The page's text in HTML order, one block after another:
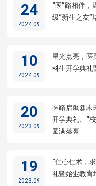
24
2024.09
“医”路相伴，
级“新生之友”
10
2024.09
星光点亮，
科生开学典礼
20
2023.09
医路启航@
开学典礼、“
圆满落幕
19
2023.09
“仁心仁术，
礼暨始业教育